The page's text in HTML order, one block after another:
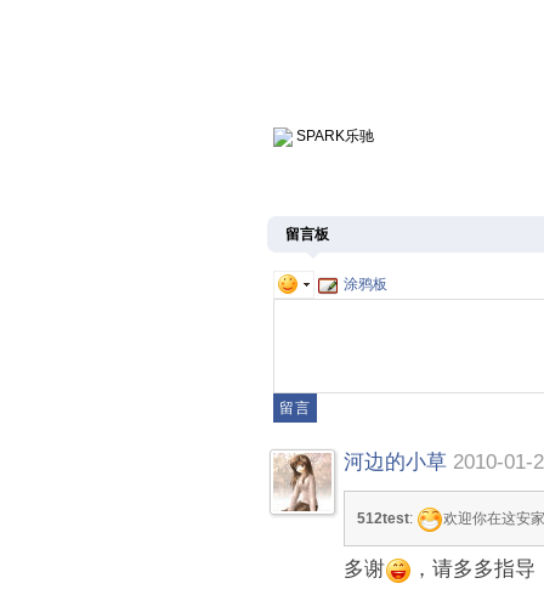
SPARK乐驰
留言板
涂鸦板
河边的小草 2010-01-
512test: 欢迎你在这安
多谢 ，请多多指导